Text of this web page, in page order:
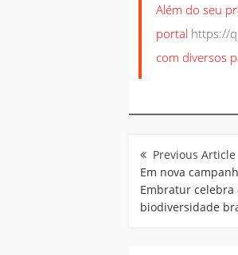
Além do seu
portal https://
com diversos
de
Post
Em nova
Embratur celebra
biodiversidade